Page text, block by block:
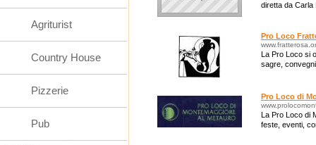
diretta da Carla
Pro Loco
La Pro Loco si
sagre,
Pro Loco di
La Pro Loco di
feste, eventi,
Agriturist
Country House
Pizzerie
Pub